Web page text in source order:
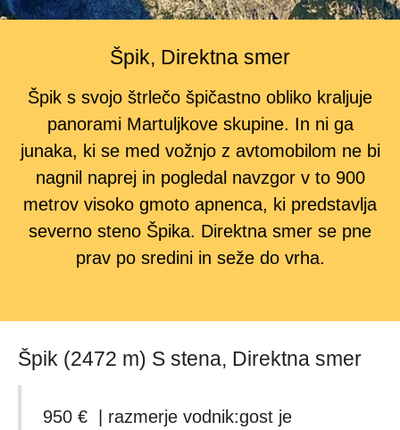
Špik, Direktna smer
Špik s svojo štrlečo špičastno obliko kraljuje
panorami Martuljkove skupine. In ni ga
junaka, ki se med vožnjo z avtomobilom ne bi
nagnil naprej in pogledal navzgor v to 900
metrov visoko gmoto apnenca, ki predstavlja
severno steno Špika. Direktna smer se pne
prav po sredini in seže do vrha.
Špik (2472 m) S stena, Direktna smer
950 € | razmerje vodnik:gost je